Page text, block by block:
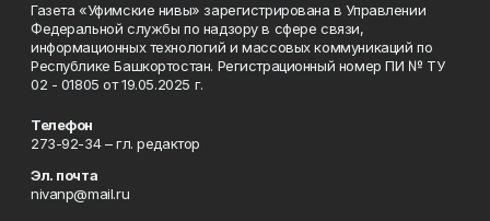
Газета «Уфимские нивы» зарегистрирована в Управлении
Федеральной службы по надзору в сфере связи,
информационных технологий и массовых коммуникаций по
Республике Башкортостан. Регистрационный номер ПИ № ТУ
02 - 01805 от 19.05.2025 г.
Телефон
273-92-34 – гл. редактор
Эл. почта
nivanp@mail.ru